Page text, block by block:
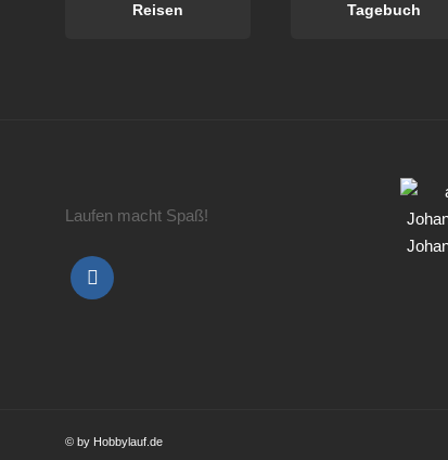
Reisen Tagebuch
Laufen macht Spaß!
© by Hobbylauf.de